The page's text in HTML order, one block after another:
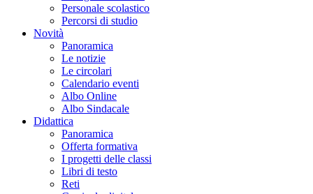
Personale scolastico
Percorsi di studio
Novità
Panoramica
Le notizie
Le circolari
Calendario eventi
Albo Online
Albo Sindacale
Didattica
Panoramica
Offerta formativa
I progetti delle classi
Libri di testo
Reti